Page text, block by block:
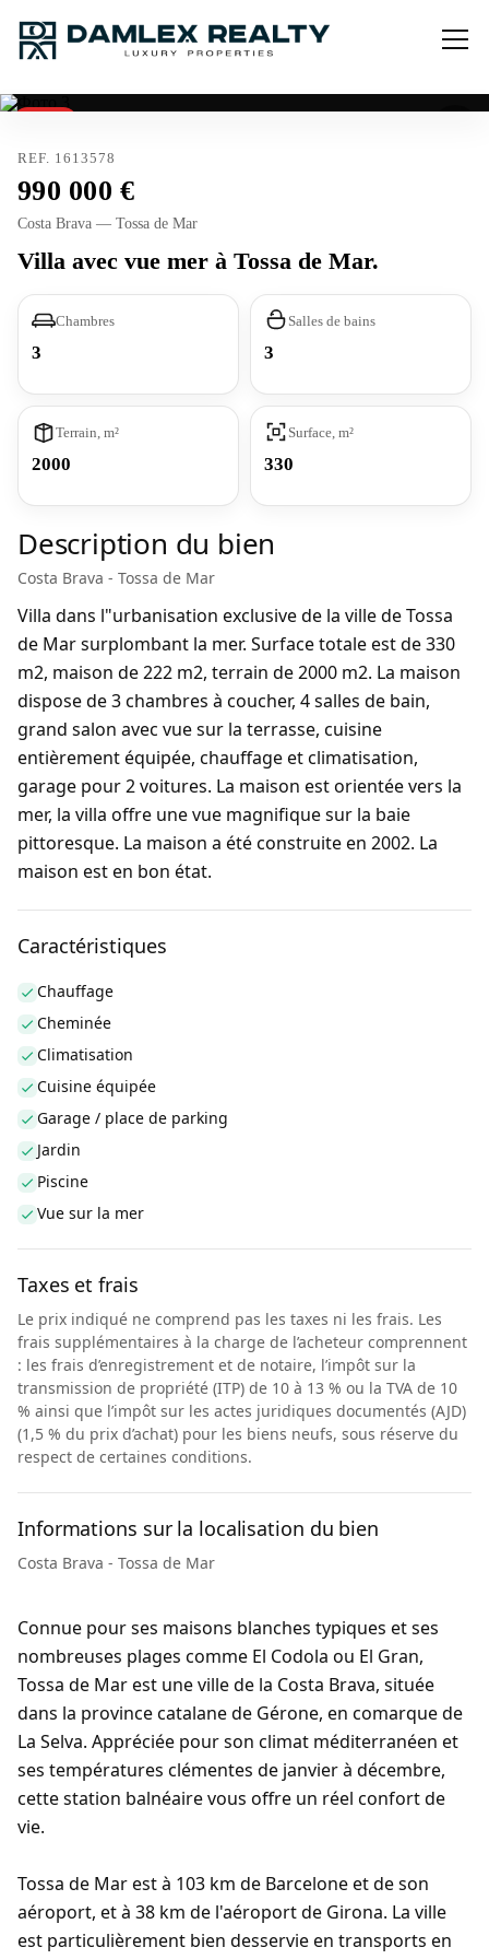
REF. 1613578
990 000
Costa Brava — Tossa de Mar
Villa avec vue mer à Tossa de Mar.
Chambres
3
Salles de bains
3
Terrain, m²
2000
Surface, m²
330
Description du bien
Costa Brava - Tossa de Mar
Villa dans l"urbanisation exclusive de la ville de Tossa
de Mar surplombant la mer. Surface totale est de 330
m2, maison de 222 m2, terrain de 2000 m2. La maison
dispose de 3 chambres à coucher, 4 salles de bain,
grand salon avec vue sur la terrasse, cuisine
entièrement équipée, chauffage et climatisation,
garage pour 2 voitures. La maison est orientée vers la
mer, la villa offre une vue magnifique sur la baie
pittoresque. La maison a été construite en 2002. La
maison est en bon état.
Caractéristiques
Chauffage
Cheminée
Climatisation
Cuisine équipée
Garage / place de parking
Jardin
Piscine
Vue sur la mer
Taxes et frais
Le prix indiqué ne comprend pas les taxes ni les frais. Les
frais supplémentaires à la charge de l’acheteur comprennent
: les frais d’enregistrement et de notaire, l’impôt sur la
transmission de propriété (ITP) de 10 à 13 % ou la TVA de 10
% ainsi que l’impôt sur les actes juridiques documentés (AJD)
(1,5 % du prix d’achat) pour les biens neufs, sous réserve du
respect de certaines conditions.
Informations sur la localisation du bien
Costa Brava - Tossa de Mar
Connue pour ses maisons blanches typiques et ses
nombreuses plages comme El Codola ou El Gran,
Tossa de Mar est une ville de la Costa Brava, située
dans la province catalane de Gérone, en comarque de
La Selva. Appréciée pour son climat méditerranéen et
ses températures clémentes de janvier à décembre,
cette station balnéaire vous offre un réel confort de
vie.
Tossa de Mar est à 103 km de Barcelone et de son
aéroport, et à 38 km de l'aéroport de Girona. La ville
est particulièrement bien desservie en transports en